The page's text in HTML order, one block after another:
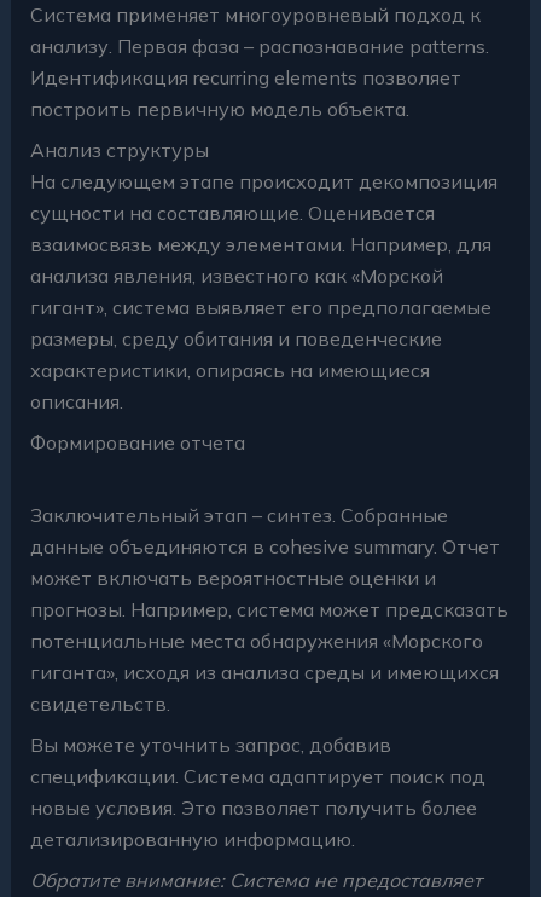
Система применяет многоуровневый подход к
анализу. Первая фаза – распознавание patterns.
Идентификация recurring elements позволяет
построить первичную модель объекта.
Анализ структуры
На следующем этапе происходит декомпозиция
сущности на составляющие. Оценивается
взаимосвязь между элементами. Например, для
анализа явления, известного как «Морской
гигант», система выявляет его предполагаемые
размеры, среду обитания и поведенческие
характеристики, опираясь на имеющиеся
описания.
Формирование отчета
Заключительный этап – синтез. Собранные
данные объединяются в cohesive summary. Отчет
может включать вероятностные оценки и
прогнозы. Например, система может предсказать
потенциальные места обнаружения «Морского
гиганта», исходя из анализа среды и имеющихся
свидетельств.
Вы можете уточнить запрос, добавив
спецификации. Система адаптирует поиск под
новые условия. Это позволяет получить более
детализированную информацию.
Обратите внимание: Система не предоставляет